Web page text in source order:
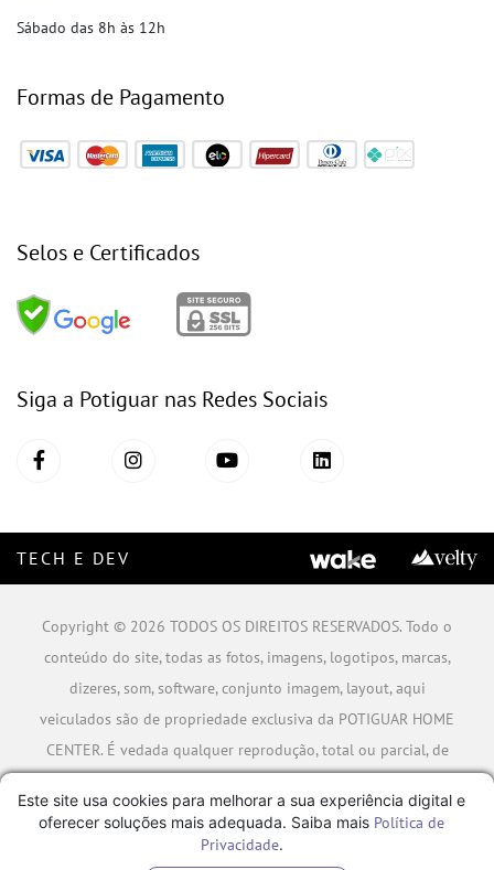
Sábado das 8h às 12h
Formas de Pagamento
Selos e Certificados
Siga a Potiguar nas Redes Sociais
TECH E DEV
Copyright © 2026 TODOS OS DIREITOS RESERVADOS. Todo o
conteúdo do site, todas as fotos, imagens, logotipos, marcas,
dizeres, som, software, conjunto imagem, layout, aqui
veiculados são de propriedade exclusiva da POTIGUAR HOME
CENTER. É vedada qualquer reprodução, total ou parcial, de
A violação de qualquer direito mencionado implicará na
responsabilização cível e criminal nos termos da Lei.
Este site usa cookies para melhorar a sua experiência digital e
oferecer soluções mais adequada. Saiba mais Política de
Privacidade.